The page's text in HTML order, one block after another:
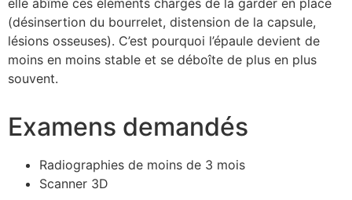
(désinsertion du bourrelet, distension de la capsule,
lésions osseuses). C’est pourquoi l’épaule devient de
moins en moins stable et se déboîte de plus en plus
souvent.
Examens demandés
Radiographies de moins de 3 mois
Scanner 3D